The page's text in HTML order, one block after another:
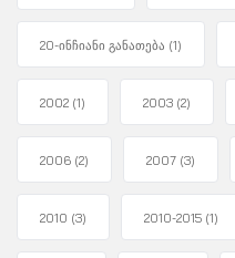
20-ინჩიანი განათება (1)
2002 (1) 2003 (2)
2006 (2) 2007 (3)
2010 (3) 2010-2015 (1)